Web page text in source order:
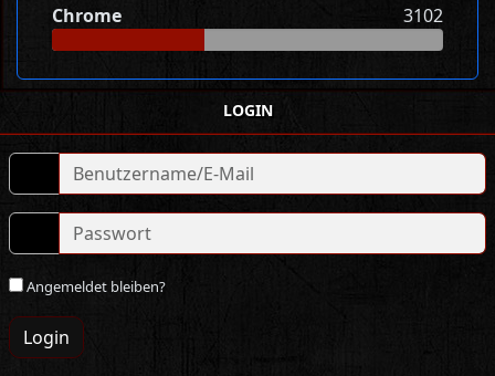
Chrome 3102
LOGIN
Angemeldet bleiben?
Login